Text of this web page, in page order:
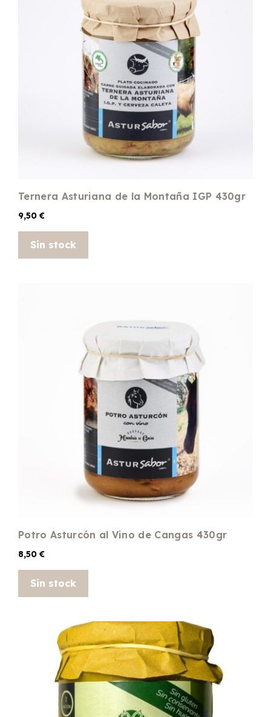
Ternera Asturiana de la Montaña IGP 430gr
9,50 €
Sin stock
Potro Asturcón al Vino de Cangas 430gr
8,50 €
Sin stock